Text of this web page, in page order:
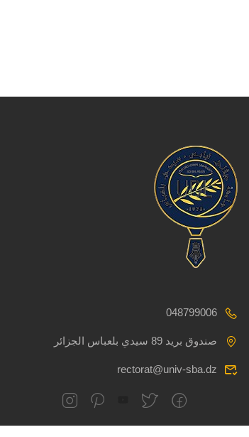
048799006
صندوق بريد 89 سيدي بلعباس الجزائر
rectorat@univ-sba.dz